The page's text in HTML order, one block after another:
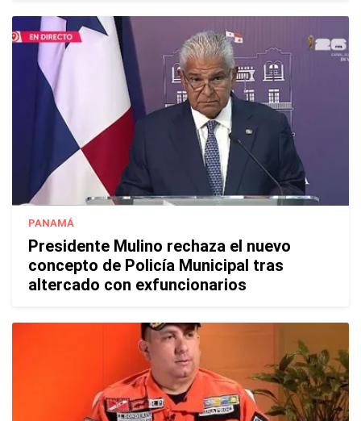
PANAMÁ
Presidente Mulino rechaza el nuevo
concepto de Policía Municipal tras
altercado con exfuncionarios